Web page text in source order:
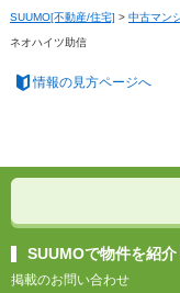
SUUMO[不動産/住宅] > 中古マン
ネオハイツ助信
情報の見方ページへ
SUUMOで物件を紹
掲載のお問い合わせ